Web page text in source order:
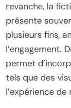
revanche, la
présente
plusieurs fins,
l’engagement.
permet
tels que des
l’expérience de